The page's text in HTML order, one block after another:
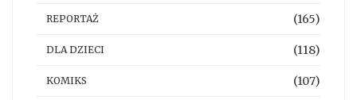
REPORTAŻ (165)
DLA DZIECI (118)
KOMIKS (107)